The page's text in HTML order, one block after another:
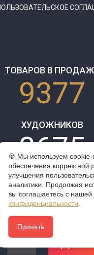
ТОВАРОВ В
9377
ХУДОЖНИКОВ
3675
🍪 Мы используем
обеспечения корректной
улучшения
аналитики. Продолжая
вы соглашаетесь с нашей
конфиденциальности
Принять
персональных данных
Все права защищены.